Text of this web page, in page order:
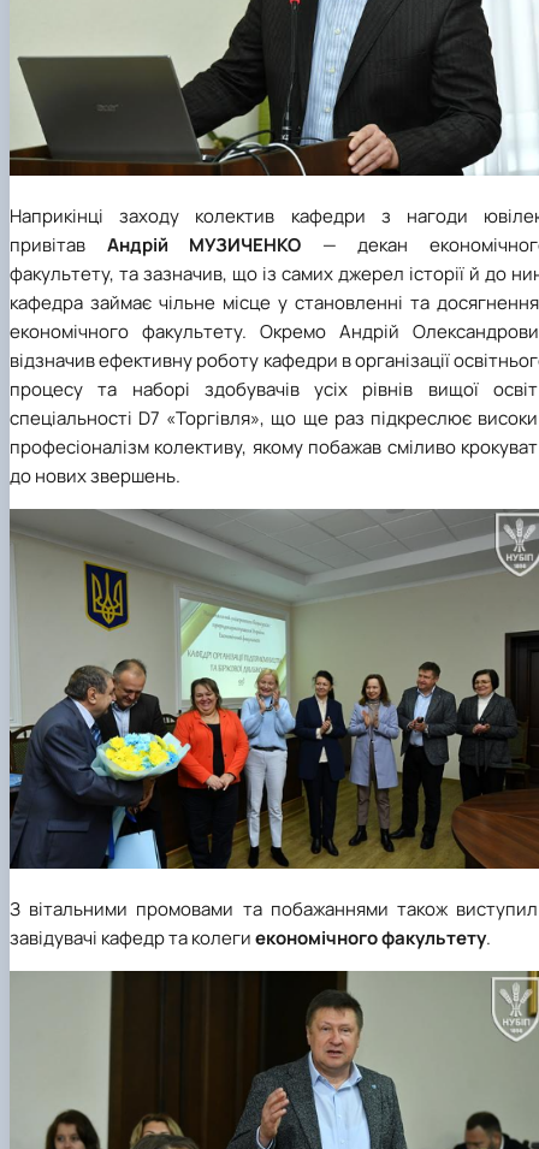
Наприкінці заходу колектив кафедри з нагоди
привітав Андрій МУЗИЧЕНКО — декан
факультету, та зазначив, що із самих джерел історії й до
кафедра займає чільне місце у становленні та
економічного факультету. Окремо Андрій
відзначив ефективну роботу кафедри в організації
процесу та наборі здобувачів усіх рівнів вищої
спеціальності D7 «Торгівля», що ще раз підкреслює
професіоналізм колективу, якому побажав сміливо
до нових звершень.
З вітальними промовами та побажаннями також
завідувачі кафедр та колегиекономічного факультету.